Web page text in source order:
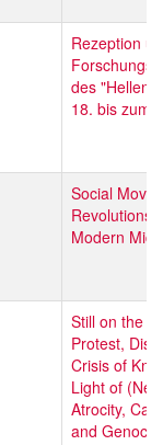
Rezeption
des
18. bis zum
Social
Revolutions
Modern
Still on the
Protest,
Crisis of
Light of
Atrocity,
and